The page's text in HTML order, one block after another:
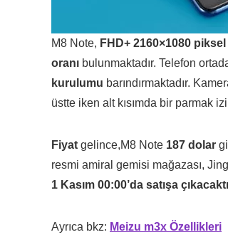
M8 Note, FHD+ 2160×1080 piksel
oranı bulunmaktadır. Telefon
kurulumu barındırmaktadır.
üstte iken alt kısımda bir parmak
Fiyat gelince,M8 Note 187 dolar
resmi amiral gemisi mağazası,
1 Kasım 00:00’da satışa
Ayrıca bkz: Meizu m3x Özellikleri